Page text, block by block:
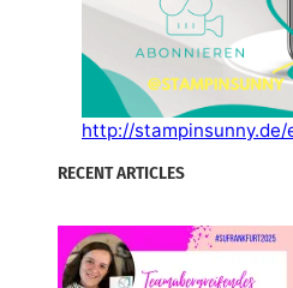
http://stampinsunny.de/
RECENT ARTICLES
Up!